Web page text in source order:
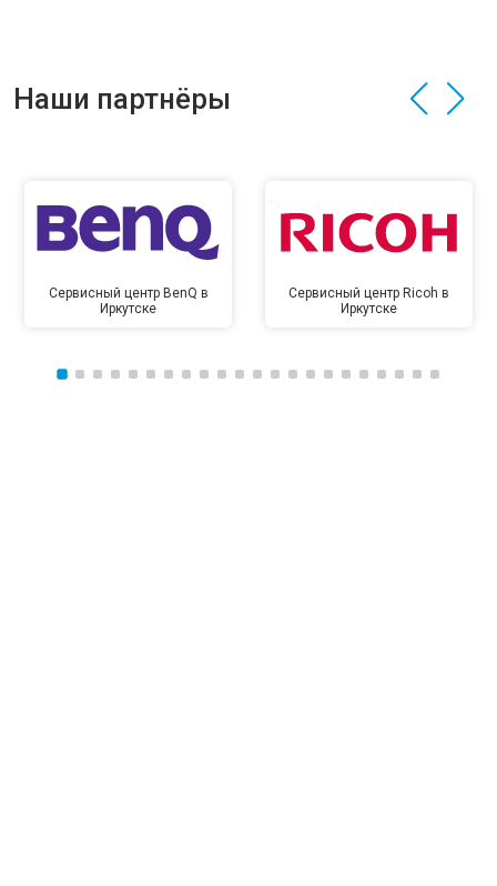
Наши партнёры
Сервисный центр BenQ в
Иркутске
Сервисный центр Ricoh в
Иркутске